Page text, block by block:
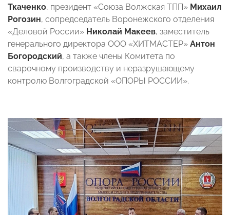
Ткаченко, президент «Союза Волжская ТПП» Михаил
Рогозин, сопредседатель Воронежского отделения
«Деловой России» Николай Макеев, заместитель
генерального директора ООО «ХИТМАСТЕР» Антон
Богородский, а также члены Комитета по
сварочному производству и неразрушающему
контролю Волгоградской «ОПОРЫ РОССИИ».